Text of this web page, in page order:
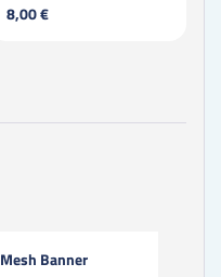
8,00 €
Mesh Banner